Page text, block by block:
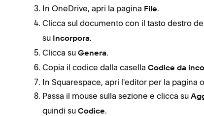
In OneDrive, apri la pagina File.
Clicca sul documento con il tasto destro
su
Incorpora.
Clicca su Genera.
Copia il codice dalla casella Codice da
In Squarespace, apri l'editor per la pagina
Passa il mouse sulla sezione e clicca su
quindi su Codice.